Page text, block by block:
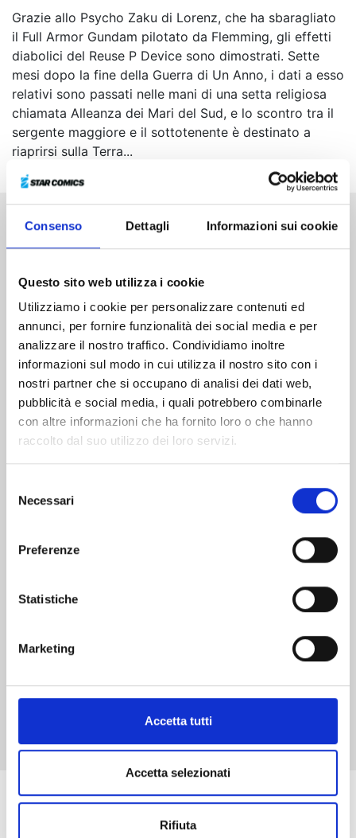
Consenso Dettagli Informazioni sui cookie
Questo sito web utilizza i cookie
Utilizziamo i cookie per personalizzare contenuti ed
annunci, per fornire funzionalità dei social media e per
analizzare il nostro traffico. Condividiamo inoltre
informazioni sul modo in cui utilizza il nostro sito con i
nostri partner che si occupano di analisi dei dati web,
pubblicità e social media, i quali potrebbero combinarle
con altre informazioni che ha fornito loro o che hanno
raccolto dal suo utilizzo dei loro servizi.
delNecessari
Preferenze
Statistiche
Marketing
Accetta tutti
Accetta selezionati
Rifiuta
Grazie allo Psycho Zaku di Lorenz, che ha sbaragliato
il Full Armor Gundam pilotato da Flemming, gli effetti
diabolici del Reuse P Device sono dimostrati. Sette
mesi dopo la fine della Guerra di Un Anno, i dati a esso
relativi sono passati nelle mani di una setta religiosa
chiamata Alleanza dei Mari del Sud, e lo scontro tra il
sergente maggiore e il sottotenente è destinato a
riaprirsi sulla Terra...
Altri volumi della serie
Se ti è piaciuto prova anche: